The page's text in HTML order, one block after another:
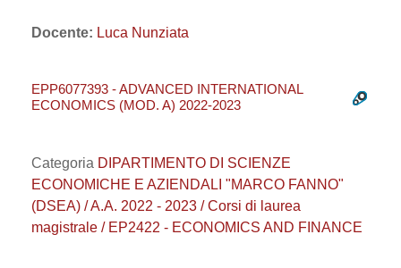
Docente: Luca Nunziata
EPP6077393 - ADVANCED INTERNATIONAL
ECONOMICS (MOD. A) 2022-2023
Categoria DIPARTIMENTO DI SCIENZE
ECONOMICHE E AZIENDALI "MARCO FANNO"
(DSEA) / A.A. 2022 - 2023 / Corsi di laurea
magistrale / EP2422 - ECONOMICS AND FINANCE